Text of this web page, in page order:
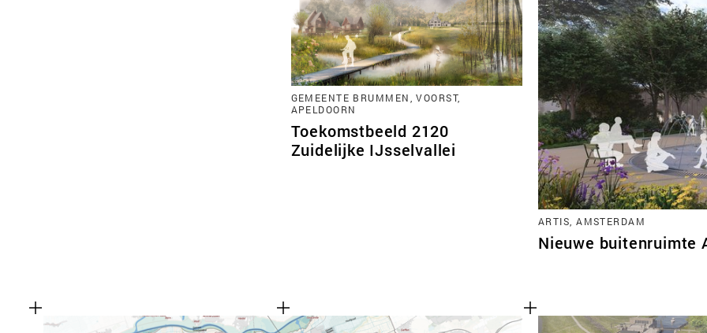
GEMEENTE BRUMMEN, VOORST,
APELDOORN
Toekomstbeeld 2120
Zuidelijke IJsselvallei
ARTIS, AMSTERDAM
Nieuwe buitenruimte